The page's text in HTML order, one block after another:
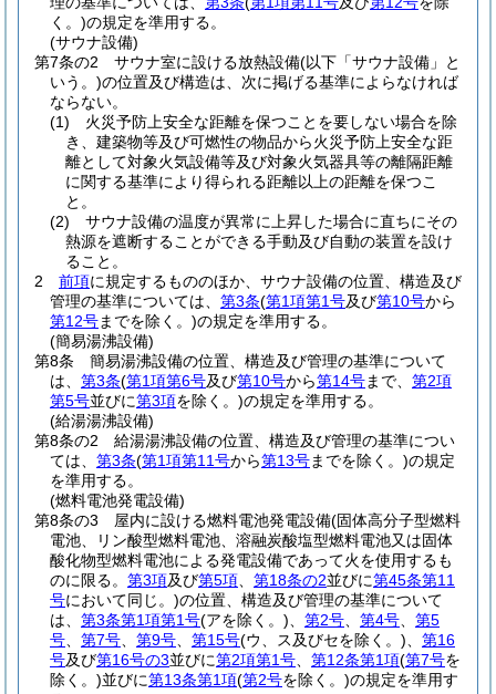
く。)の規定を準用する。
(サウナ設備)
第7条の2
サウナ室に設ける放熱設備(以下「サウナ設備」と
いう。)の位置及び構造は、次に掲げる基準によらなければ
ならない。
(1)
火災予防上安全な距離を保つことを要しない場合を除
き、建築物等及び可燃性の物品から火災予防上安全な距
離として対象火気設備等及び対象火気器具等の離隔距離
に関する基準により得られる距離以上の距離を保つこ
と。
(2)
サウナ設備の温度が異常に上昇した場合に直ちにその
熱源を遮断することができる手動及び自動の装置を設け
ること。
2
前項に規定するもののほか、サウナ設備の位置、構造及び
管理の基準については、 第3条(第1項第1号及び第10号から
第12号までを除く。)の規定を準用する。
(簡易湯沸設備)
第8条
簡易湯沸設備の位置、構造及び管理の基準について
は、 第3条(第1項第6号及び第10号から第14号まで、 第2項
第5号並びに第3項を除く。)の規定を準用する。
(給湯湯沸設備)
第8条の2
給湯湯沸設備の位置、構造及び管理の基準につい
ては、 第3条(第1項第11号から第13号までを除く。)の規定
を準用する。
(燃料電池発電設備)
第8条の3
屋内に設ける燃料電池発電設備(固体高分子型燃料
電池、リン酸型燃料電池、溶融炭酸塩型燃料電池又は固体
酸化物型燃料電池による発電設備であって火を使用するも
のに限る。 第3項及び第5項 第18条の2並びに第45条第11
号において同じ。)の位置、構造及び管理の基準について
は、 第3条第1項第1号(アを除く。) 第2号 第4号
第5
号
第7号 第9号 第15号(ウ、ス及びセを除く。)
第16
号及び第16号の3並びに第2項第1号 第12条第1項(第7号を
除く。)並びに第13条第1項(第2号を除く。)の規定を準用す